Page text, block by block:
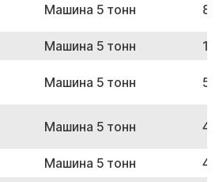
Машина 5 тонн
Машина 5 тонн
Машина 5 тонн
Машина 5 тонн
Машина 5 тонн